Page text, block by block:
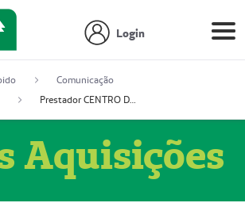
Login
Comunicação
Prestador CENTRO DE ONCOLOGIA
Aquisições